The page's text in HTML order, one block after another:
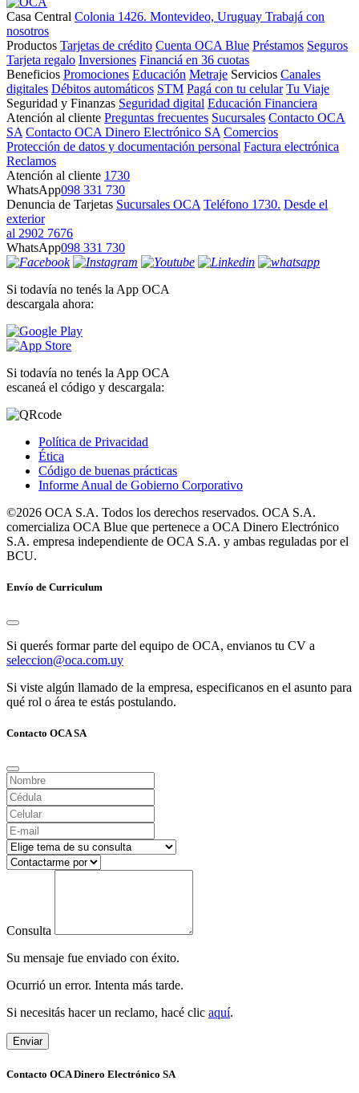
Casa Central Colonia 1426. Montevideo, Uruguay Trabajá con
nosotros
Productos Tarjetas de crédito Cuenta OCA Blue Préstamos Seguros
Tarjeta regalo Inversiones Financiá en 36 cuotas
Beneficios Promociones Educación Metraje Servicios Canales
digitales Débitos automáticos STM Pagá con tu celular Tu Viaje
Seguridad y Finanzas Seguridad digital Educación Financiera
Atención al cliente Preguntas frecuentes Sucursales Contacto OCA
SA Contacto OCA Dinero Electrónico SA Comercios
Protección de datos y documentación personal Factura electrónica
Reclamos
Atención al cliente 1730
WhatsApp098 331 730
Denuncia de Tarjetas Sucursales OCA Teléfono 1730. Desde el
exterior
al 2902 7676
WhatsApp098 331 730
Si todavía no tenés la App OCA
descargala ahora:
Si todavía no tenés la App OCA
escaneá el código y descargala:
Política de Privacidad
Ética
Código de buenas prácticas
Informe Anual de Gobierno Corporativo
©2026 OCA S.A. Todos los derechos reservados. OCA S.A.
comercializa OCA Blue que pertenece a OCA Dinero Electrónico
S.A. empresa independiente de OCA S.A. y ambas reguladas por el
BCU.
Envío de Curriculum
Si querés formar parte del equipo de OCA, envianos tu CV a
seleccion@oca.com.uy
Si viste algún llamado de la empresa, especificanos en el asunto para
qué rol o área te estás postulando.
Contacto OCA SA
Consulta
Su mensaje fue enviado con éxito.
Ocurrió un error. Intenta más tarde.
Si necesitás hacer un reclamo, hacé clic aquí.
Enviar
Contacto OCA Dinero Electrónico SA